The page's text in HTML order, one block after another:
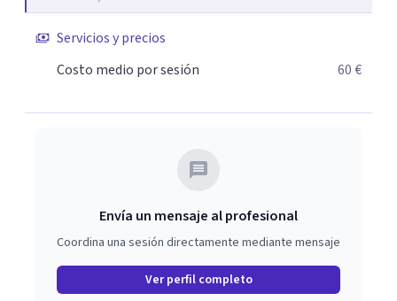
aprendido a manejar tus emociones de forma autónoma y
el futuro con mayor bienestar y fortaleza
Servicios y precios
Costo medio por sesión
60 €
Envía un mensaje al profesional
Coordina una sesión directamente mediante mensaje
Ver perfil completo